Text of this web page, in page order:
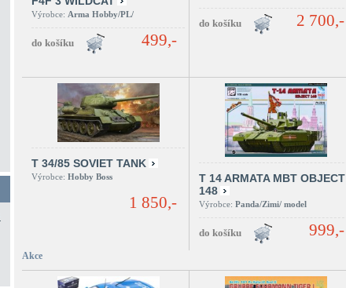
Výrobce: Arma Hobby/PL/
499,-
2 700,-
T 34/85 SOVIET TANK
Výrobce: Hobby Boss
1 850,-
T 14 ARMATA MBT OBJECT
148
Výrobce: Panda/Zimi/ model
999,-
Akce